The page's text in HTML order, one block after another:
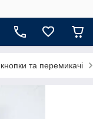
та перемикачі